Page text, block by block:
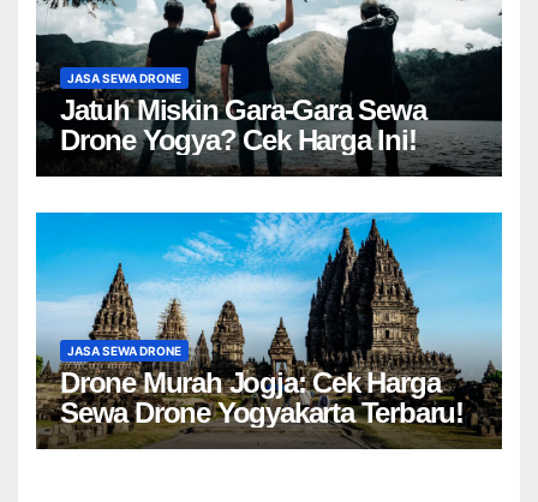
JASA SEWA DRONE
Jatuh Miskin Gara-Gara Sewa
Drone Yogya? Cek Harga Ini!
JASA SEWA DRONE
Drone Murah Jogja: Cek Harga
Sewa Drone Yogyakarta Terbaru!